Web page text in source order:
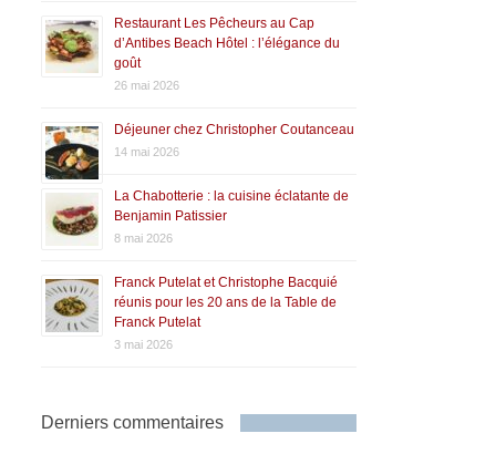
Restaurant Les Pêcheurs au Cap
d’Antibes Beach Hôtel : l’élégance du
goût
26 mai 2026
Déjeuner chez Christopher Coutanceau
14 mai 2026
La Chabotterie : la cuisine éclatante de
Benjamin Patissier
8 mai 2026
Franck Putelat et Christophe Bacquié
réunis pour les 20 ans de la Table de
Franck Putelat
3 mai 2026
Derniers commentaires